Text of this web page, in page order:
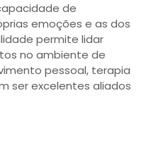
de
emoções e as dos
permite lidar
no ambiente de
pessoal, terapia
ser excelentes aliados